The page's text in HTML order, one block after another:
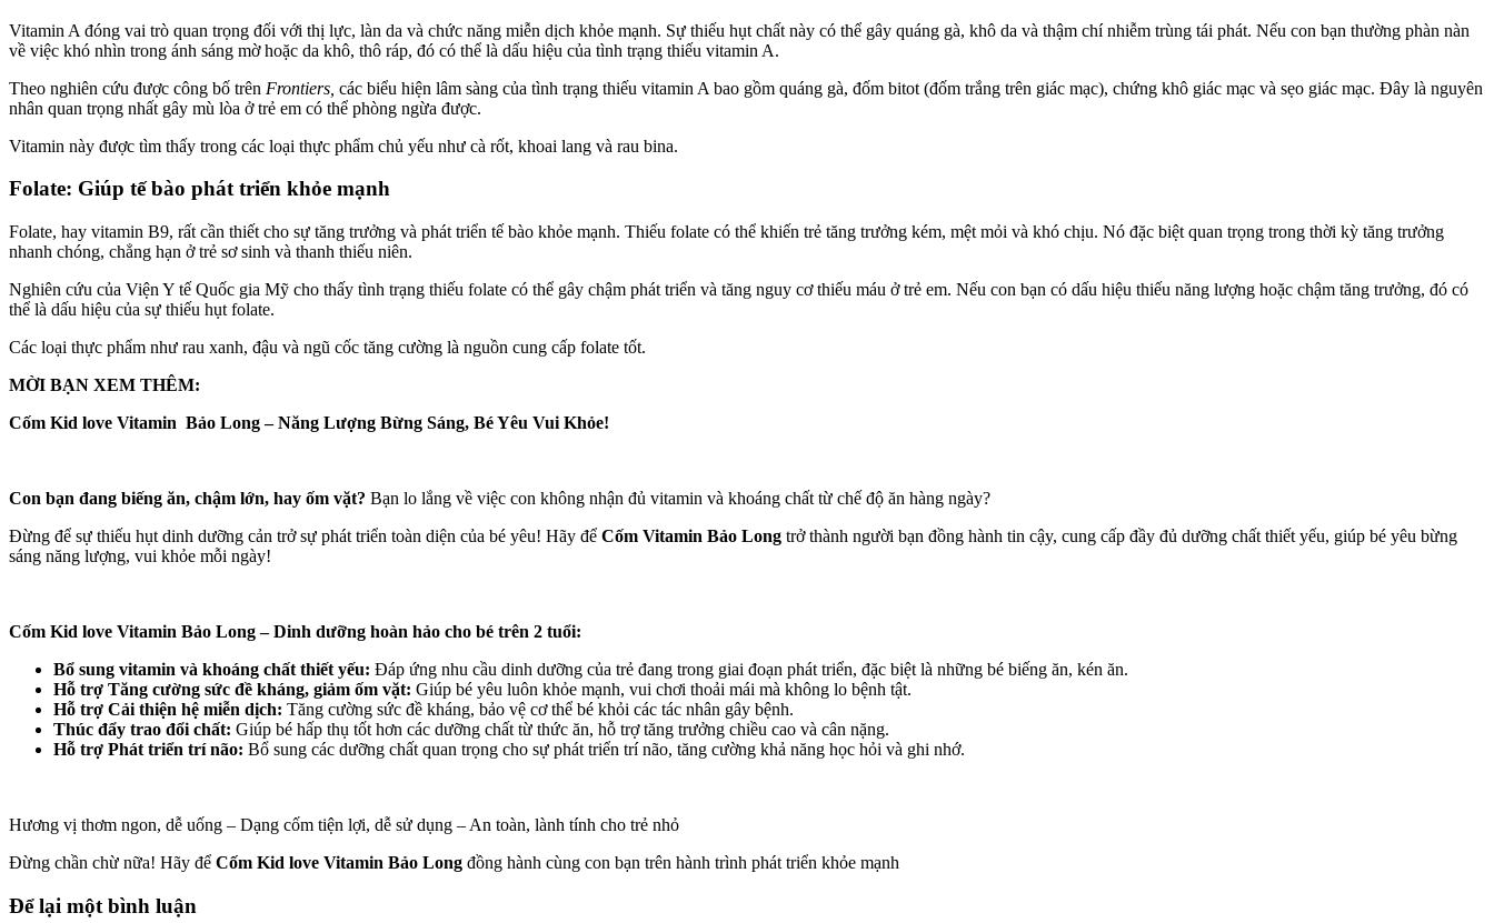
Vitamin A đóng vai trò quan trọng đối với thị lực, làn da và chức năng miễn dịch khỏe mạnh. Sự thiếu hụt chất này có thể gây quáng gà, khô da và thậm chí nhiễm trùng tái phát. Nếu con bạn thường phàn nàn
về việc khó nhìn trong ánh sáng mờ hoặc da khô, thô ráp, đó có thể là dấu hiệu của tình trạng thiếu vitamin A.
Theo nghiên cứu được công bố trên Frontiers, các biểu hiện lâm sàng của tình trạng thiếu vitamin A bao gồm quáng gà, đốm bitot (đốm trắng trên giác mạc), chứng khô giác mạc và sẹo giác mạc. Đây là nguyên
nhân quan trọng nhất gây mù lòa ở trẻ em có thể phòng ngừa được.
Vitamin này được tìm thấy trong các loại thực phẩm chủ yếu như cà rốt, khoai lang và rau bina.
Folate: Giúp tế bào phát triển khỏe mạnh
Folate, hay vitamin B9, rất cần thiết cho sự tăng trưởng và phát triển tế bào khỏe mạnh. Thiếu folate có thể khiến trẻ tăng trưởng kém, mệt mỏi và khó chịu. Nó đặc biệt quan trọng trong thời kỳ tăng trưởng
nhanh chóng, chẳng hạn ở trẻ sơ sinh và thanh thiếu niên.
Nghiên cứu của Viện Y tế Quốc gia Mỹ cho thấy tình trạng thiếu folate có thể gây chậm phát triển và tăng nguy cơ thiếu máu ở trẻ em. Nếu con bạn có dấu hiệu thiếu năng lượng hoặc chậm tăng trưởng, đó có
thể là dấu hiệu của sự thiếu hụt folate.
Các loại thực phẩm như rau xanh, đậu và ngũ cốc tăng cường là nguồn cung cấp folate tốt.
MỜI BẠN XEM THÊM:
Cốm Kid love Vitamin Bảo Long – Năng Lượng Bừng Sáng, Bé Yêu Vui Khỏe!
Con bạn đang biếng ăn, chậm lớn, hay ốm vặt? Bạn lo lắng về việc con không nhận đủ vitamin và khoáng chất từ chế độ ăn hàng ngày?
Đừng để sự thiếu hụt dinh dưỡng cản trở sự phát triển toàn diện của bé yêu! Hãy để Cốm Vitamin Bảo Long trở thành người bạn đồng hành tin cậy, cung cấp đầy đủ dưỡng chất thiết yếu, giúp bé yêu bừng
sáng năng lượng, vui khỏe mỗi ngày!
Cốm Kid love Vitamin Bảo Long – Dinh dưỡng hoàn hảo cho bé trên 2 tuổi:
Bổ sung vitamin và khoáng chất thiết yếu: Đáp ứng nhu cầu dinh dưỡng của trẻ đang trong giai đoạn phát triển, đặc biệt là những bé biếng ăn, kén ăn.
Hỗ trợ Tăng cường sức đề kháng, giảm ốm vặt: Giúp bé yêu luôn khỏe mạnh, vui chơi thoải mái mà không lo bệnh tật.
Hỗ trợ Cải thiện hệ miễn dịch: Tăng cường sức đề kháng, bảo vệ cơ thể bé khỏi các tác nhân gây bệnh.
Thúc đẩy trao đổi chất: Giúp bé hấp thụ tốt hơn các dưỡng chất từ thức ăn, hỗ trợ tăng trưởng chiều cao và cân nặng.
Hỗ trợ Phát triển trí não: Bổ sung các dưỡng chất quan trọng cho sự phát triển trí não, tăng cường khả năng học hỏi và ghi nhớ.
Hương vị thơm ngon, dễ uống – Dạng cốm tiện lợi, dễ sử dụng – An toàn, lành tính cho trẻ nhỏ
Đừng chần chừ nữa! Hãy để Cốm Kid love Vitamin Bảo Long đồng hành cùng con bạn trên hành trình phát triển khỏe mạnh
Để lại một bình luận